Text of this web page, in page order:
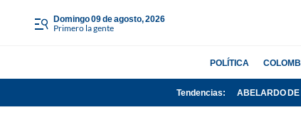
domingo 09 de agosto, 2026
Primero la gente
POLÍTICA
Tendencias: ABELARDO